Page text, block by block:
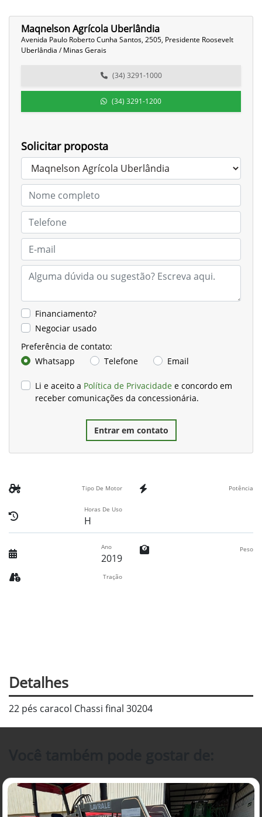
Maqnelson Agrícola Uberlândia
Avenida Paulo Roberto Cunha Santos, 2505, Presidente Roosevelt
Uberlândia / Minas Gerais
(34) 3291-1000
(34) 3291-1200
Solicitar proposta
Financiamento?
Negociar usado
Preferência de contato:
Whatsapp
Telefone Email
Li e aceito a Política de Privacidade e concordo em
receber comunicações da concessionária.
Entrar em contato
Tipo De Motor Potência
Horas De Uso
H
Ano
2019
Peso
Tração
Detalhes
22 pés caracol Chassi final 30204